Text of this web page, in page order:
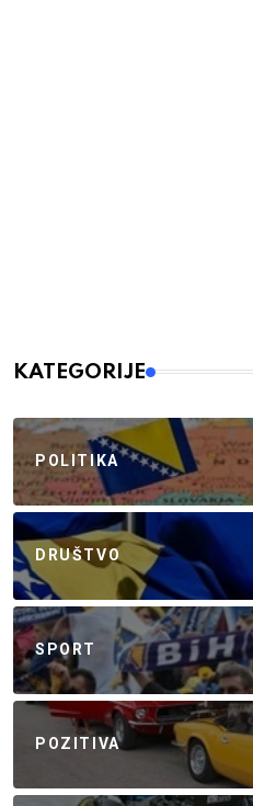
KATEGORIJE
POLITIKA
DRUŠTVO
SPORT
POZITIVA